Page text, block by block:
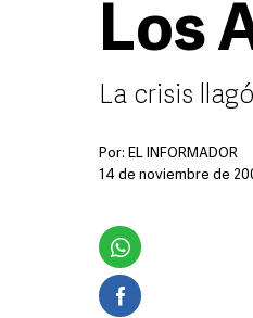
Los
La crisis
Por: EL INFORMADOR
14 de noviembre de